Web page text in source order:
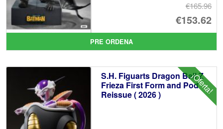
€165.96
El
€153.62
El
PRE ORDENA
¡Oferta!
S.H. Figuarts Dragon Ball Z
Frieza First Form and Pod
Reissue ( 2026 )